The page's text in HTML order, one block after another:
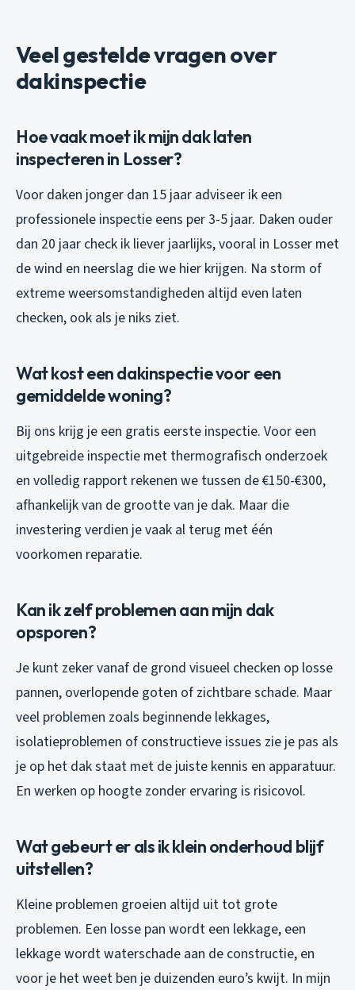
Veel gestelde vragen over
dakinspectie
Hoe vaak moet ik mijn dak laten
inspecteren in Losser?
Voor daken jonger dan 15 jaar adviseer ik een
professionele inspectie eens per 3-5 jaar. Daken ouder
dan 20 jaar check ik liever jaarlijks, vooral in Losser met
de wind en neerslag die we hier krijgen. Na storm of
extreme weersomstandigheden altijd even laten
checken, ook als je niks ziet.
Wat kost een dakinspectie voor een
gemiddelde woning?
Bij ons krijg je een gratis eerste inspectie. Voor een
uitgebreide inspectie met thermografisch onderzoek
en volledig rapport rekenen we tussen de €150-€300,
afhankelijk van de grootte van je dak. Maar die
investering verdien je vaak al terug met één
voorkomen reparatie.
Kan ik zelf problemen aan mijn dak
opsporen?
Je kunt zeker vanaf de grond visueel checken op losse
pannen, overlopende goten of zichtbare schade. Maar
veel problemen zoals beginnende lekkages,
isolatieproblemen of constructieve issues zie je pas als
je op het dak staat met de juiste kennis en apparatuur.
En werken op hoogte zonder ervaring is risicovol.
Wat gebeurt er als ik klein onderhoud blijf
uitstellen?
Kleine problemen groeien altijd uit tot grote
problemen. Een losse pan wordt een lekkage, een
lekkage wordt waterschade aan de constructie, en
voor je het weet ben je duizenden euro’s kwijt. In mijn